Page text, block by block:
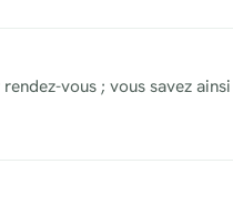
vous ; vous savez